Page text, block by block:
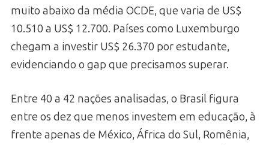
muito abaixo da média OCDE, que varia de US$
10.510 a US$ 12.700. Países como Luxemburgo
chegam a investir US$ 26.370 por estudante,
evidenciando o gap que precisamos superar.
Entre 40 a 42 nações analisadas, o Brasil figura
entre os dez que menos investem em educação, à
frente apenas de México, África do Sul, Romênia,